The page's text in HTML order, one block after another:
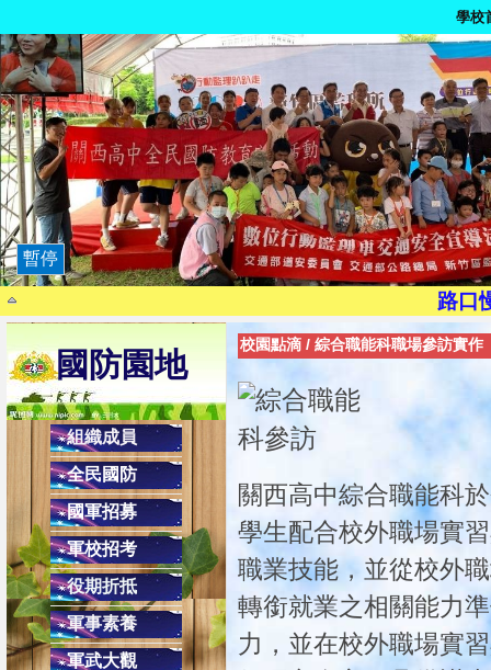
學校
暫停
9月21日為國家防災日
路口
染毒一次，代
茫一時，悔
珍惜
騎乘自行車請注意身安全，請靠
現代國民應有交通安全三素養：1.搭乘大
2.乘副駕駛座，協助司機安全操作，避
校內
健康上網一起來:「
避免LINE發生盜用詐騙之2不
2.不隨意點選不明之網址
交通安全教育４項守
(二)安全空間，不做沒有把握的動作，只要
國防園地
組織成員
全民國防
國軍招募
軍校招考
役期折抵
軍事素養
軍武大觀
校園點滴 / 綜合職能科職場參訪實作
關西高中綜合職能科
學生配合校外職場實
職業技能，並從校外
轉銜就業之相關能力
力，並在校外職場實